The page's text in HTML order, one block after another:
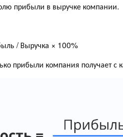
прибыли в выручке компании.
/ Выручка × 100%
прибыли компания получает